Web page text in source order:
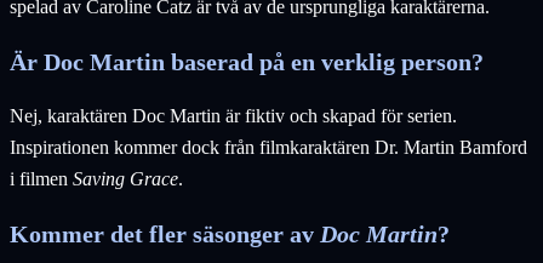
spelad av Caroline Catz är två av de ursprungliga karaktärerna.
Är Doc Martin baserad på en verklig person?
Nej, karaktären Doc Martin är fiktiv och skapad för serien.
Inspirationen kommer dock från filmkaraktären Dr. Martin Bamford
i filmen Saving Grace.
Kommer det fler säsonger av Doc Martin?